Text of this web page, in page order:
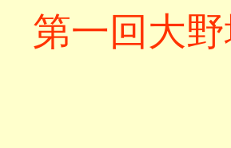
第一回大